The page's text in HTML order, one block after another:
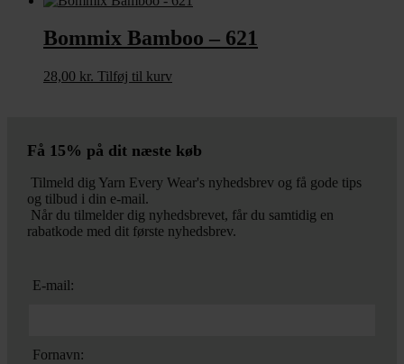
Bommix Bamboo – 621
28,00 kr. Tilføj til kurv
Få 15% på dit næste køb
Tilmeld dig Yarn Every Wear's nyhedsbrev og få gode tips
og tilbud i din e-mail.
Når du tilmelder dig nyhedsbrevet, får du samtidig en
rabatkode med dit første nyhedsbrev.
E-mail:
Fornavn: